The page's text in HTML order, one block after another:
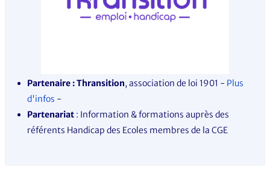
Partenaire : Thransition, association de loi 1901 - Plus
d'infos -
Partenariat : Information & formations auprès des
référents Handicap des Ecoles membres de la CGE